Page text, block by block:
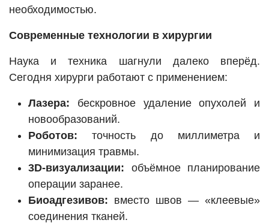
необходимостью.
Современные технологии в хирургии
Наука и техника шагнули далеко вперёд.
Сегодня хирурги работают с применением:
Лазера: бескровное удаление опухолей и
новообразований.
Роботов: точность до миллиметра и
минимизация травмы.
3D-визуализации: объёмное планирование
операции заранее.
Биоадгезивов: вместо швов — «клеевые»
соединения тканей.